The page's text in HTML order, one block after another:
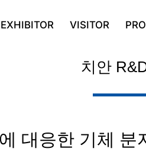
EXHIBITOR VISITOR
치안
대응한 기체 분